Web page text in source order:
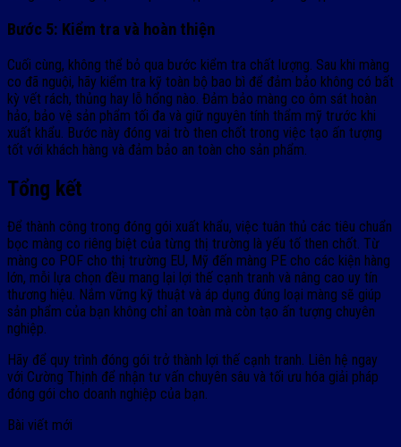
Bước 5: Kiểm tra và hoàn thiện
Cuối cùng, không thể bỏ qua bước kiểm tra chất lượng. Sau khi màng
co đã nguội, hãy kiểm tra kỹ toàn bộ bao bì để đảm bảo không có bất
kỳ vết rách, thủng hay lỗ hổng nào. Đảm bảo màng co ôm sát hoàn
hảo, bảo vệ sản phẩm tối đa và giữ nguyên tính thẩm mỹ trước khi
xuất khẩu. Bước này đóng vai trò then chốt trong việc tạo ấn tượng
tốt với khách hàng và đảm bảo an toàn cho sản phẩm.
Tổng kết
Để thành công trong đóng gói xuất khẩu, việc tuân thủ các tiêu chuẩn
bọc màng co riêng biệt của từng thị trường là yếu tố then chốt. Từ
màng co POF cho thị trường EU, Mỹ đến màng PE cho các kiện hàng
lớn, mỗi lựa chọn đều mang lại lợi thế cạnh tranh và nâng cao uy tín
thương hiệu. Nắm vững kỹ thuật và áp dụng đúng loại màng sẽ giúp
sản phẩm của bạn không chỉ an toàn mà còn tạo ấn tượng chuyên
nghiệp.
Hãy để quy trình đóng gói trở thành lợi thế cạnh tranh. Liên hệ ngay
với Cường Thịnh để nhận tư vấn chuyên sâu và tối ưu hóa giải pháp
đóng gói cho doanh nghiệp của bạn.
Bài viết mới